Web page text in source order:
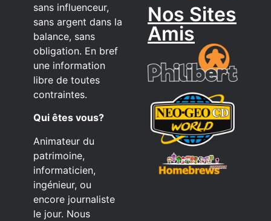
sans influenceur,
sans argent dans la
balance, sans
obligation. En bref
une information
libre de toutes
contraintes.
Qui êtes vous?
Animateur du
patrimoine,
informaticien,
ingénieur, ou
encore journaliste
le jour. Nous
Nos Sites
Amis